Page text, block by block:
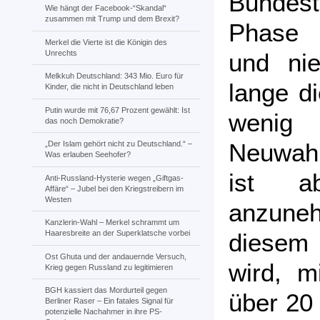
Wie hängt der Facebook-“Skandal“
zusammen mit Trump und dem Brexit?
Merkel die Vierte ist die Königin des
Unrechts
Melkkuh Deutschland: 343 Mio. Euro für
Kinder, die nicht in Deutschland leben
Putin wurde mit 76,67 Prozent gewählt: Ist
das noch Demokratie?
„Der Islam gehört nicht zu Deutschland.“ –
Was erlauben Seehofer?
Anti-Russland-Hysterie wegen „Giftgas-
Affäre“ – Jubel bei den Kriegstreibern im
Westen
Kanzlerin-Wahl – Merkel schrammt um
Haaresbreite an der Superklatsche vorbei
Ost Ghuta und der andauernde Versuch,
Krieg gegen Russland zu legitimieren
BGH kassiert das Mordurteil gegen
Berliner Raser – Ein fatales Signal für
potenzielle Nachahmer in ihre PS-
Phase
und
lange
ist
wird,
über